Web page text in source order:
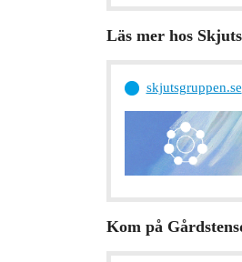
Läs mer hos
skjutsgruppen.se
Kom på